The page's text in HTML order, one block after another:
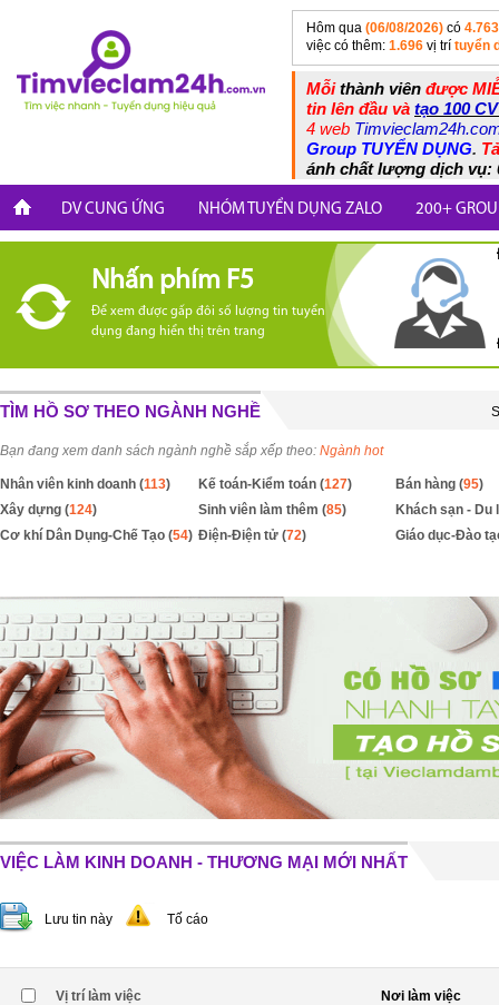
Hôm qua (06/08/2026) có 4.763
việc có thêm: 1.696 vị trí tuyển
Mỗithành viên được
tin lên đầu và tạo 100
4 web
Group TUYỂN DỤNG.
ánh chất lượng dịch vụ:
DV CUNG ỨNG NHÓM TUYỂN DỤNG ZALO 200+
Nhấn phím F5
Để xem được gấp đôi số lượng tin tuyển
dụng đang hiển thị trên trang
TÌM HỒ SƠ THEO NGÀNH NGHỀ
Bạn đang xem danh sách ngành nghề sắp xếp theo: Ngành hot
Nhân viên kinh doanh (113) Kế toán-Kiểm toán (127) Bán hàng (95)
Xây dựng (124) Sinh viên làm thêm (85)
Khách sạn - Du
Cơ khí Dân Dụng-Chế Tạo (54) Điện-Điện tử (72) Giáo dục-Đào
VIỆC LÀM KINH DOANH - THƯƠNG MẠI MỚI NHẤT
Lưu tin này Tố cáo
Vị trí làm việc Nơi làm việc